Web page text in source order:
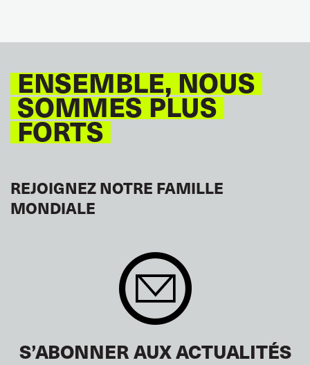
ENSEMBLE, NOUS
SOMMES PLUS
FORTS
REJOIGNEZ NOTRE FAMILLE
MONDIALE
S’ABONNER AUX ACTUALITÉS